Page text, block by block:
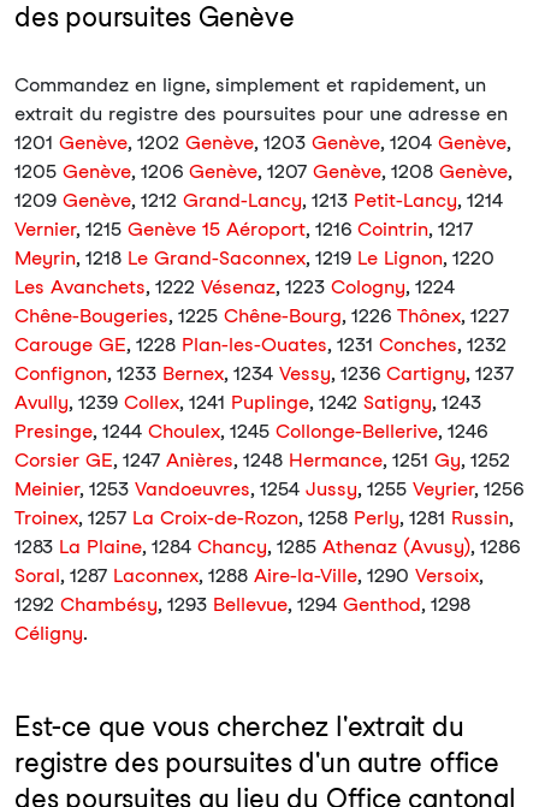
des poursuites Genève
Commandez en ligne, simplement et rapidement, un
extrait du registre des poursuites pour une adresse en
1201 Genève, 1202 Genève, 1203 Genève, 1204 Genève,
1205 Genève, 1206 Genève, 1207 Genève, 1208 Genève,
1209 Genève, 1212 Grand-Lancy, 1213 Petit-Lancy, 1214
Vernier, 1215 Genève 15 Aéroport, 1216 Cointrin, 1217
Meyrin, 1218 Le Grand-Saconnex, 1219 Le Lignon, 1220
Les Avanchets, 1222 Vésenaz, 1223 Cologny, 1224
Chêne-Bougeries, 1225 Chêne-Bourg, 1226 Thônex, 1227
Carouge GE, 1228 Plan-les-Ouates, 1231 Conches, 1232
Confignon, 1233 Bernex, 1234 Vessy, 1236 Cartigny, 1237
Avully, 1239 Collex, 1241 Puplinge, 1242 Satigny, 1243
Presinge, 1244 Choulex, 1245 Collonge-Bellerive, 1246
Corsier GE, 1247 Anières, 1248 Hermance, 1251 Gy, 1252
Meinier, 1253 Vandoeuvres, 1254 Jussy, 1255 Veyrier, 1256
Troinex, 1257 La Croix-de-Rozon, 1258 Perly, 1281 Russin,
1283 La Plaine, 1284 Chancy, 1285 Athenaz (Avusy), 1286
Soral, 1287 Laconnex, 1288 Aire-la-Ville, 1290 Versoix,
1292 Chambésy, 1293 Bellevue, 1294 Genthod, 1298
Céligny.
Est-ce que vous cherchez l'extrait du
registre des poursuites d'un autre office
des poursuites au lieu du Office cantonal